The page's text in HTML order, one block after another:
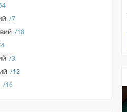
7
18
4
3
12
16